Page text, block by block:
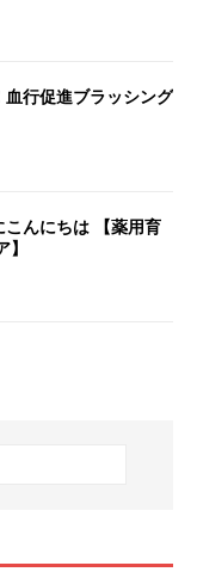
行促進ブラッシング
んにちは 【薬用育